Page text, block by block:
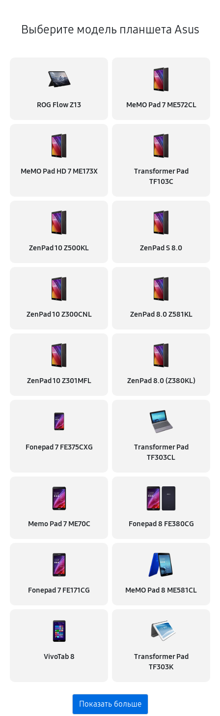
Выберите модель планшета Asus
ROG Flow Z13 MeMO Pad 7 ME572CL
MeMO Pad HD 7 ME173X
Transformer Pad
TF103C
ZenPad 10 Z500KL ZenPad S 8.0
ZenPad 10 Z300CNL ZenPad 8.0 Z581KL
ZenPad 10 Z301MFL ZenPad 8.0 (Z380KL)
Fonepad 7 FE375CXG
Transformer Pad
TF303CL
Memo Pad 7 ME70C Fonepad 8 FE380CG
Fonepad 7 FE171CG MeMO Pad 8 ME581CL
VivoTab 8
Transformer Pad
TF303K